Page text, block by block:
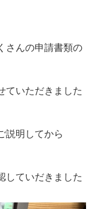
さんの申請書類の
ていただきました
説明してから
していだきました